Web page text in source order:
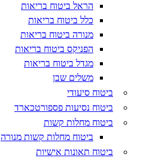
הראל ביטוח בריאות
כלל ביטוח בריאות
מנורה ביטוח בריאות
הפניקס ביטוח בריאות
מגדל ביטוח בריאות
משלים שבן
ביטוח סיעודי
ביטוח נסיעות פספורטכארד
ביטוח מחלות קשות
ביטוח מחלות קשות מנורה
ביטוח תאונות אישיות